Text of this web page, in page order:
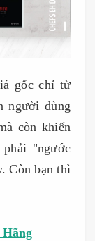
gốc chỉ từ
người dùng
còn khiến
"ngước
Còn bạn thì